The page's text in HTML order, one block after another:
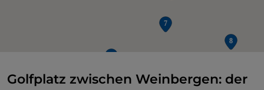
Golfplatz zwischen Weinbergen: der